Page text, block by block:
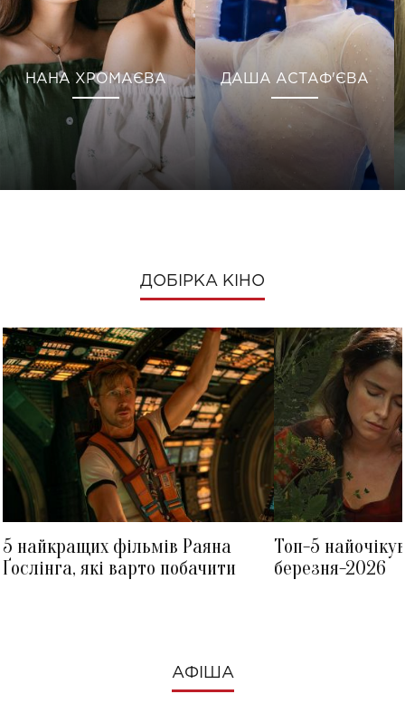
НАНА ХРОМАЄВА ДАША АСТАФ'ЄВА
ДОБІРКА КІНО
5 найкращих фільмів Раяна
Ґослінга, які варто побачити
Топ-5
березня-2026
АФІША